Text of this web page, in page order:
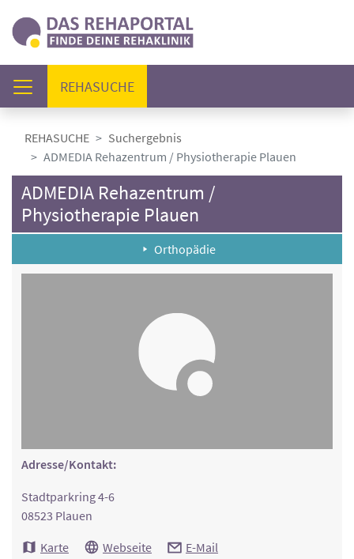
REHASUCHE(AKTUELL)
REHASUCHE
Suchergebnis
ADMEDIA Rehazentrum / Physiotherapie Plauen
ADMEDIA Rehazentrum /
Physiotherapie Plauen
Orthopädie
Adresse/Kontakt:
Stadtparkring 4-6
08523 Plauen
Karte
Webseite E-Mail